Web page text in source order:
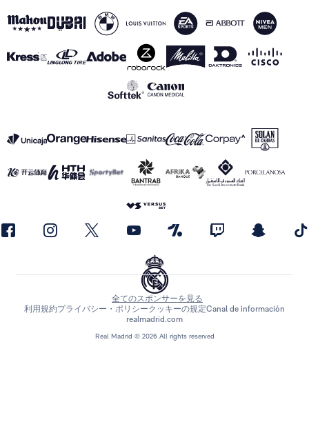
Real Madrid © 2026 All rights reserved
全てのスポンサーを見る
利用規約プライバシー・ポリシークッキーの規定Canal de información
realmadrid.com